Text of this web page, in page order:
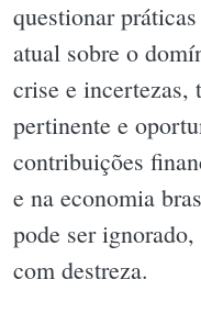
questionar
atual sobre o
crise e incertezas,
pertinente e
contribuições
e na economia
pode ser
com destreza.